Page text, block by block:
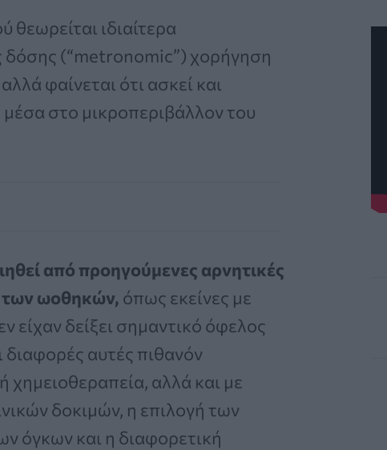
ιδιαίτερα
δόσης (“metronomic”) χορήγηση
φαίνεται ότι ασκεί και
στο μικροπεριβάλλον του
από προηγούμενες αρνητικές
των ωοθηκών, όπως εκείνες με
είχαν δείξει σημαντικό όφελος
διαφορές αυτές πιθανόν
χημειοθεραπεία, αλλά και με
δοκιμών, η επιλογή των
όγκων και η διαφορετική